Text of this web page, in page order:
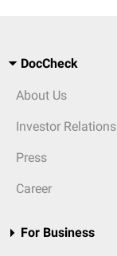
DocCheck
About Us
Investor Relations
Press
Career
For Business